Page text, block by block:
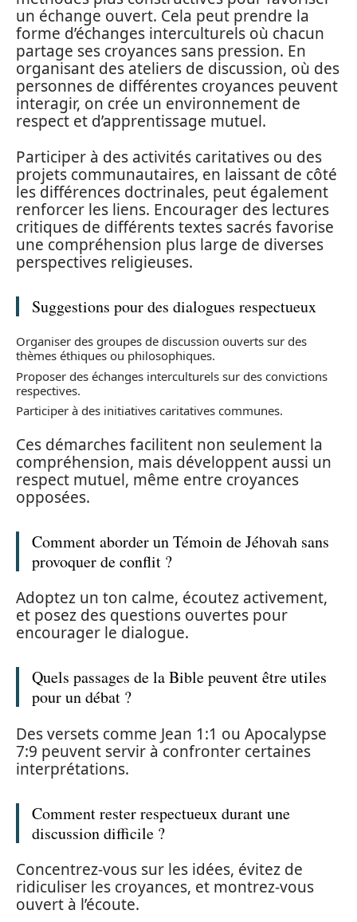
un échange ouvert. Cela peut prendre la
forme d’échanges interculturels où chacun
partage ses croyances sans pression. En
organisant des ateliers de discussion, où des
personnes de différentes croyances peuvent
interagir, on crée un environnement de
respect et d’apprentissage mutuel.
Participer à des activités caritatives ou des
projets communautaires, en laissant de côté
les différences doctrinales, peut également
renforcer les liens. Encourager des lectures
critiques de différents textes sacrés favorise
une compréhension plus large de diverses
perspectives religieuses.
Suggestions pour des dialogues respectueux
Organiser des groupes de discussion ouverts sur des
thèmes éthiques ou philosophiques.
Proposer des échanges interculturels sur des convictions
respectives.
Participer à des initiatives caritatives communes.
Ces démarches facilitent non seulement la
compréhension, mais développent aussi un
respect mutuel, même entre croyances
opposées.
Comment aborder un Témoin de Jéhovah sans
provoquer de conflit ?
Adoptez un ton calme, écoutez activement,
et posez des questions ouvertes pour
encourager le dialogue.
Quels passages de la Bible peuvent être utiles
pour un débat ?
Des versets comme Jean 1:1 ou Apocalypse
7:9 peuvent servir à confronter certaines
interprétations.
Comment rester respectueux durant une
discussion difficile ?
Concentrez-vous sur les idées, évitez de
ridiculiser les croyances, et montrez-vous
ouvert à l’écoute.